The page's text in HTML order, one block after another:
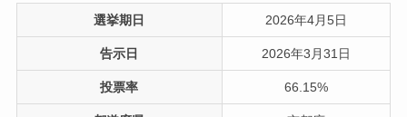
選挙期日 2026年4月5日
告示日 2026年3月31日
投票率 66.15%